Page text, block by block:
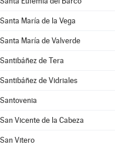
Santa María de la Vega
Santa María de Valverde
Santibáñez de Tera
Santibáñez de Vidriales
Santovenia
San Vicente de la Cabeza
San Vitero